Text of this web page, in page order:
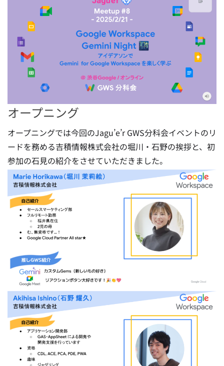
オープニング
オープニングでは今回のJagu’e’r GWS分科会イベントのリ
ードを務める吉積情報株式会社の堀川・石野の挨拶と、初
参加の石見の紹介をさせていただきました。